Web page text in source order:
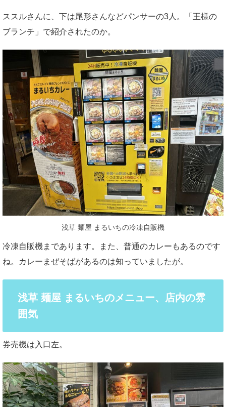
ススルさんに、下は尾形さんなどパンサーの3人。「王様の
ブランチ」で紹介されたのか。
浅草 麺屋 まるいちの冷凍自販機
冷凍自販機まであります。また、普通のカレーもあるのです
ね。カレーまぜそばがあるのは知っていましたが。
浅草 麺屋 まるいちのメニュー、店内の雰
囲気
券売機は入口左。